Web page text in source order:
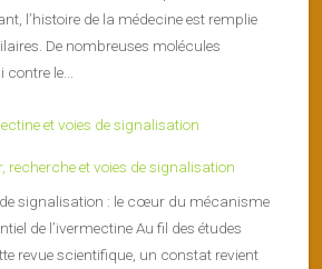
l’histoire de la médecine est remplie
De nombreuses molécules
le...
recherche et voies de signalisation
de signalisation : le cœur du mécanisme
de l’ivermectine Au fil des études
revue scientifique, un constat revient